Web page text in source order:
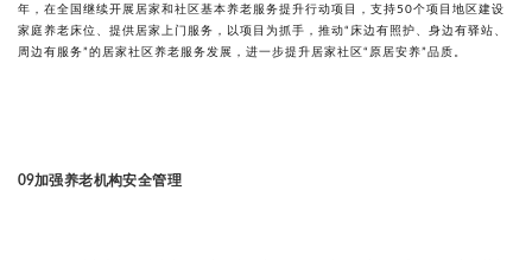
年，在全国继续开展居家和社区基本养老服务提升行动项目，支持50个项目地区建设
家庭养老床位、提供居家上门服务，以项目为抓手，推动“床边有照护、身边有驿站、
周边有服务”的居家社区养老服务发展，进一步提升居家社区“原居安养”品质。
09加强养老机构安全管理